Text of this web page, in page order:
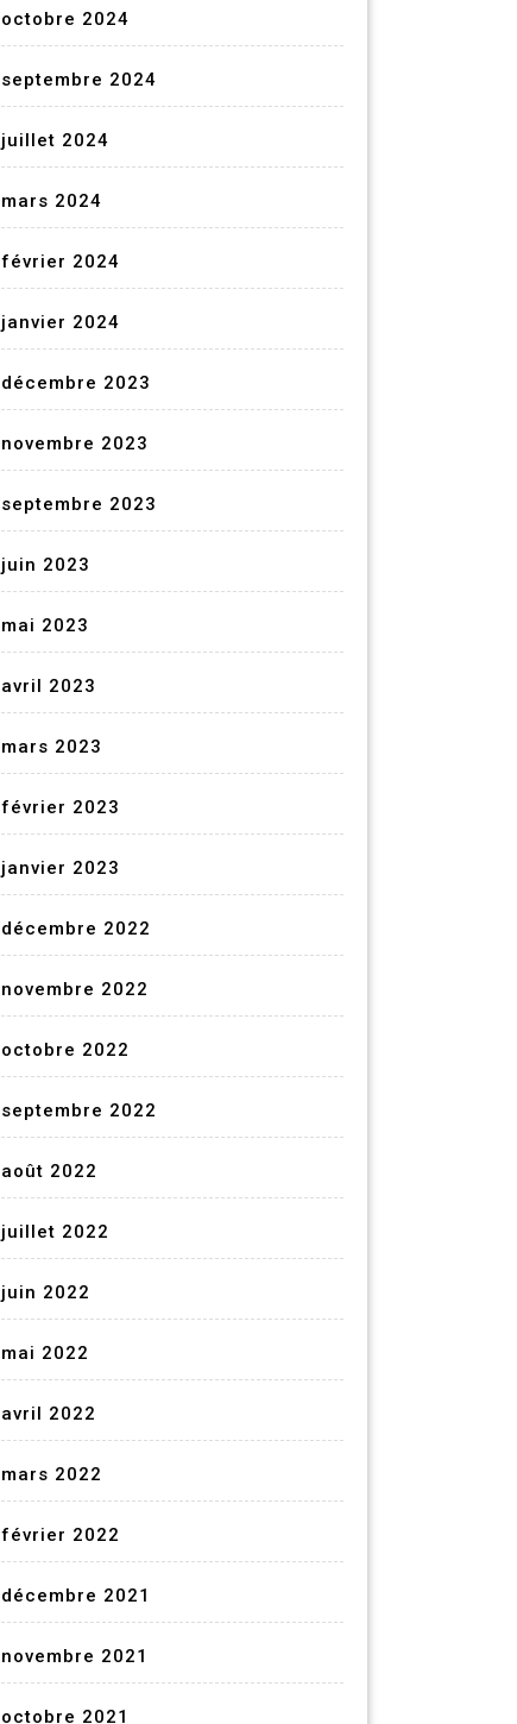
octobre 2024
septembre 2024
juillet 2024
mars 2024
février 2024
janvier 2024
décembre 2023
novembre 2023
septembre 2023
juin 2023
mai 2023
avril 2023
mars 2023
février 2023
janvier 2023
décembre 2022
novembre 2022
octobre 2022
septembre 2022
août 2022
juillet 2022
juin 2022
mai 2022
avril 2022
mars 2022
février 2022
décembre 2021
novembre 2021
octobre 2021